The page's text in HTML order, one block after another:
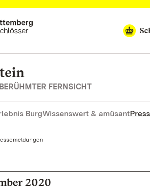
FERNSICHT
BurgWissenswert & amüsant
2020